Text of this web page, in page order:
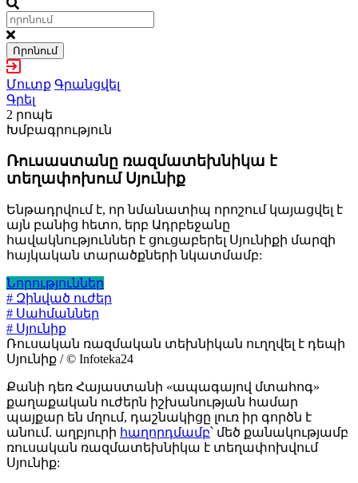
Որոնում
Մուտք Գրանցվել
Գրել
2 րոպե
Խմբագրություն
Ռուսաստանը ռազմատեխնիկա է
տեղափոխում Սյունիք
Ենթադրվում է, որ նմանատիպ որոշում կայացվել է
այն բանից հետո, երբ Ադրբեջանը
հավակնություններ է ցուցաբերել Սյունիքի մարզի
հայկական տարածքների նկատմամբ:
Նորություններ
# Զինված ուժեր
# Սահմաններ
# Սյունիք
Ռուսական ռազմական տեխնիկան ուղղվել է դեպի
Սյունիք / © Infoteka24
Քանի դեռ Հայաստանի «ապագայով մտահոգ»
քաղաքական ուժերն իշխանության համար
պայքար են մղում, դաշնակիցը լուռ իր գործն է
անում. աղբյուրի հաղորդմամբ՝ մեծ քանակությամբ
ռուսական ռազմատեխնիկա է տեղափոխվում
Սյունիք: